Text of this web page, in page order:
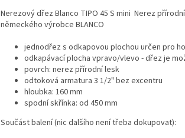
Nerezový dřez Blanco TIPO 45 S mini Nerez
německého výrobce BLANCO
jednodřez s odkapovou plochou určen pro
odkapávací plocha vpravo/vlevo - dřez je
povrch: nerez přírodní lesk
odtoková armatura 3 1/2" bez excentru
hloubka: 160 mm
spodní skřínka: od 450 mm
Součást balení (nic dalšího není třeba dokupovat):